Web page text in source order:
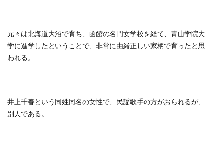
元々は北海道大沼で育ち、函館の名門女学校を経て、青山学院大
学に進学したということで、非常に由緒正しい家柄で育ったと思
われる。
井上千春という同姓同名の女性で、民謡歌手の方がおられるが、
別人である。